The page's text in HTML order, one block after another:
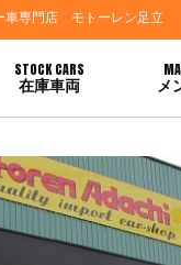
車専門店 モトーレン足立
STOCK CARS
在庫車両 メ
りがとうございます。